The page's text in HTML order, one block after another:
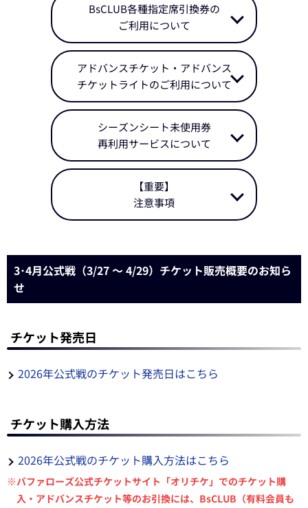
BsCLUB各種指定席引換券の
ご利用について
アドバンスチケット・アドバンス
チケットライトのご利用について
シーズンシート未使用券
再利用サービスについて
【重要】
注意事項
3･4月公式戦（3/27 ～ 4/29）チケット販売概要のお知ら
せ
チケット発売日
2026年公式戦のチケット発売日はこちら
チケット購入方法
2026年公式戦のチケット購入方法はこちら
※バファローズ公式チケットサイト「オリチケ」でのチケット購
入・アドバンスチケット等のお引換には、BsCLUB（有料会員も